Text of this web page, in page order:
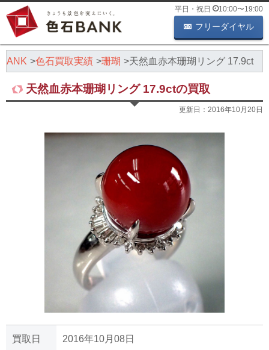
平日・祝日 10:00〜19:00
フリーダイヤル
色石買取実績 珊瑚 天然血赤本珊瑚リング 17.9ct
天然血赤本珊瑚リング 17.9ctの買取
更新日： 2016年10月20日
買取日 2016年10月08日